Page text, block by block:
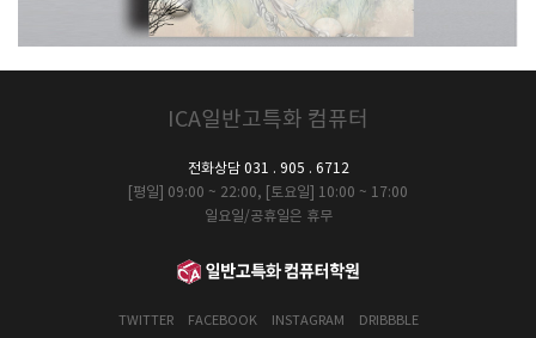
ICA일반고특화 컴퓨터
전화상담 031 . 905 . 6712
[평일] 09:00 ~ 22:00, [토요일] 10:00 ~ 17:00
일요일/공휴일은 휴무
TWITTER FACEBOOK INSTAGRAM DRIBBBLE